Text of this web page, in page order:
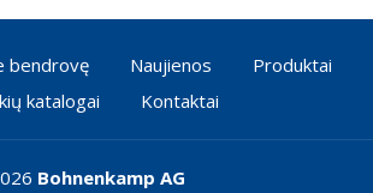
bendrovę Naujienos Produktai
katalogai
Kontaktai
Bohnenkamp AG